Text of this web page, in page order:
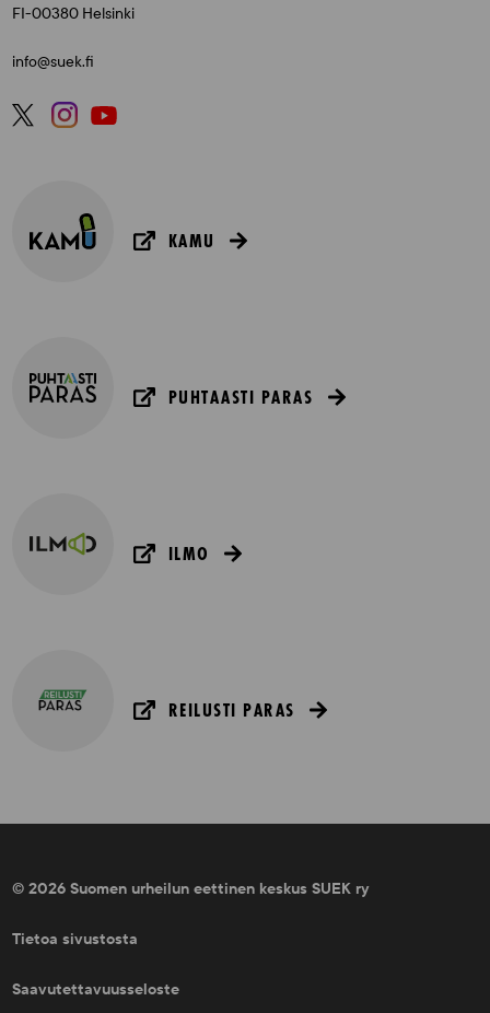
FI-00380 Helsinki
info@suek.fi
KAMU
PUHTAASTI PARAS
ILMO
REILUSTI PARAS
© 2026 Suomen urheilun eettinen keskus SUEK ry
Tietoa sivustosta
Saavutettavuusseloste